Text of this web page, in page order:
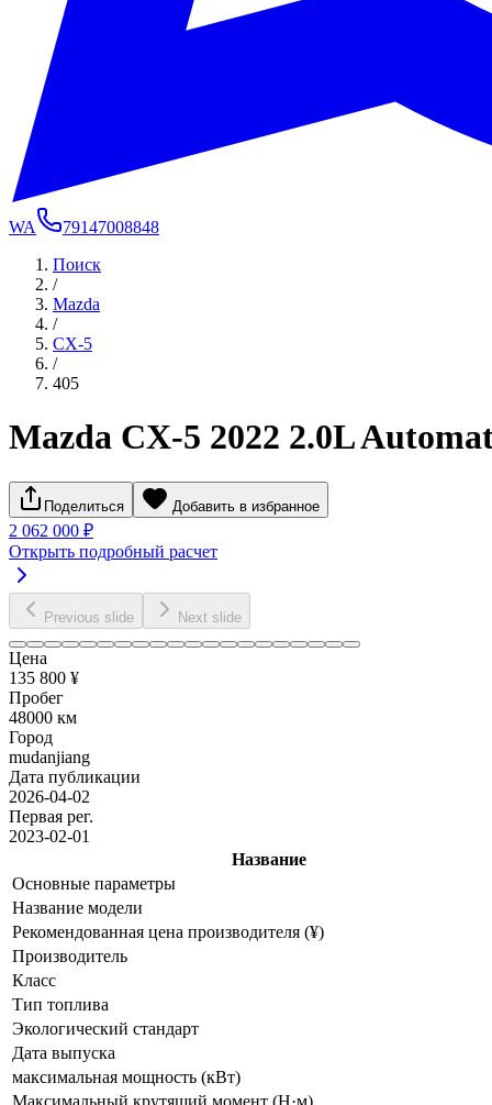
WA
79147008848
Поиск
/
Mazda
/
CX-5
/
405
Mazda CX-5 2022 2.0L
Поделиться Добавить в избранное
2 062 000 ₽
Открыть подробный расчет
Previous slide Next slide
Цена
135 800 ¥
Пробег
48000 км
Город
mudanjiang
Дата публикации
2026-04-02
Первая рег.
2023-02-01
Название
Основные параметры
Название модели
Рекомендованная цена производителя (¥)
Производитель
Класс
Тип топлива
Экологический стандарт
Дата выпуска
максимальная мощность (кВт)
Максимальный крутящий момент (Н·м)